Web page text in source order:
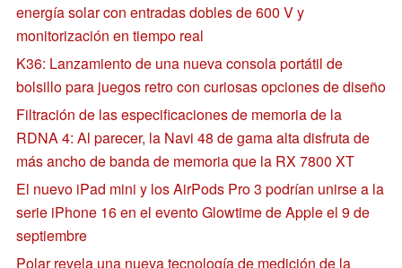
energía solar con entradas dobles de 600 V y
monitorización en tiempo real
K36: Lanzamiento de una nueva consola portátil de
bolsillo para juegos retro con curiosas opciones de diseño
Filtración de las especificaciones de memoria de la
RDNA 4: Al parecer, la Navi 48 de gama alta disfruta de
más ancho de banda de memoria que la RX 7800 XT
El nuevo iPad mini y los AirPods Pro 3 podrían unirse a la
serie iPhone 16 en el evento Glowtime de Apple el 9 de
septiembre
Polar revela una nueva tecnología de medición de la